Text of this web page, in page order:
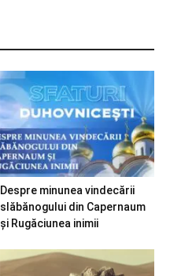
Despre minunea vindecării
slăbănogului din Capernaum
și Rugăciunea inimii